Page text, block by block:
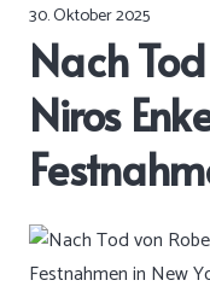
30. Oktober 2025
Nach
Niros